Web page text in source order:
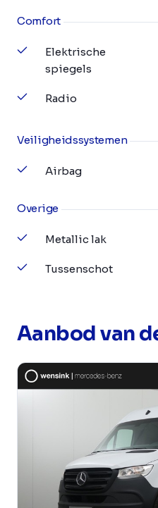
Comfort
Elektrische
spiegels
Radio
Veiligheidssystemen
Airbag
Overige
Metallic lak
Tussenschot
Aanbod van